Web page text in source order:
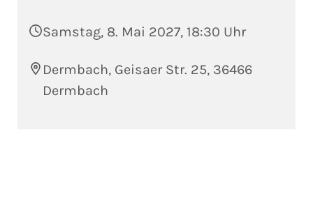
Samstag, 8. Mai 2027, 18:30 Uhr
Dermbach, Geisaer Str. 25, 36466
Dermbach